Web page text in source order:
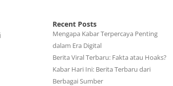
Recent Posts
Mengapa Kabar Terpercaya Penting
dalam Era Digital
Berita Viral Terbaru: Fakta atau Hoaks?
Kabar Hari Ini: Berita Terbaru dari
Berbagai Sumber